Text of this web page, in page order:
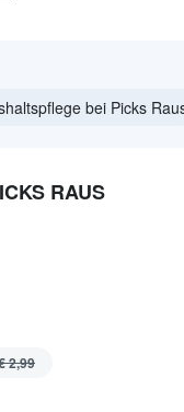
bei Picks
RAUS
2,99